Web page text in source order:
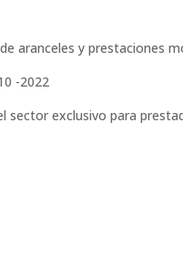
aranceles y prestaciones
-2022
sector exclusivo para